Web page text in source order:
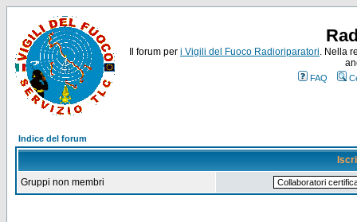
Il forum per i Vigili del Fuoco Radioriparatori. Nella
FAQ
Indice del forum
Gruppi non membri